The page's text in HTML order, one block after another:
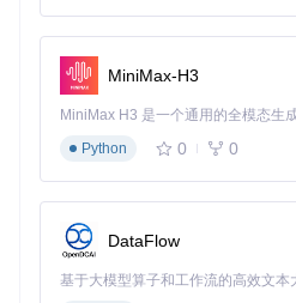
MiniMax-H3
Python
0 0
DataFlow
基于大模型算子和工作流的高效文本